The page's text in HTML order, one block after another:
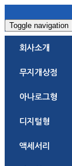
Toggle navigation
회사소개
무지개상점
아나로그형
디지털형
액세서리